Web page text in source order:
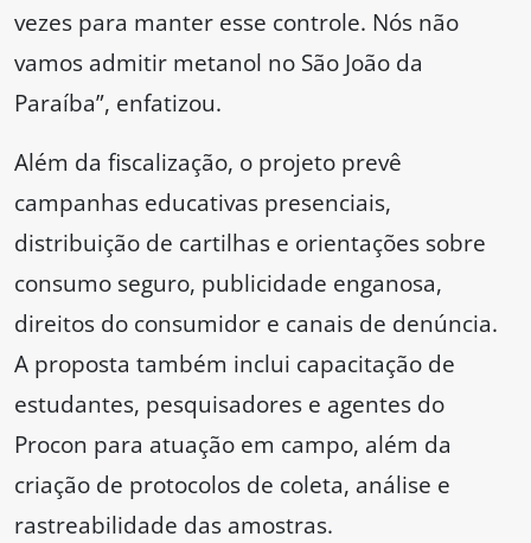
vezes para manter esse controle. Nós não
vamos admitir metanol no São João da
Paraíba”, enfatizou.
Além da fiscalização, o projeto prevê
campanhas educativas presenciais,
distribuição de cartilhas e orientações sobre
consumo seguro, publicidade enganosa,
direitos do consumidor e canais de denúncia.
A proposta também inclui capacitação de
estudantes, pesquisadores e agentes do
Procon para atuação em campo, além da
criação de protocolos de coleta, análise e
rastreabilidade das amostras.